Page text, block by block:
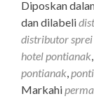
Diposkan
dan dilabeli
distributor
hotel pontianak,
pontianak,
Markahi